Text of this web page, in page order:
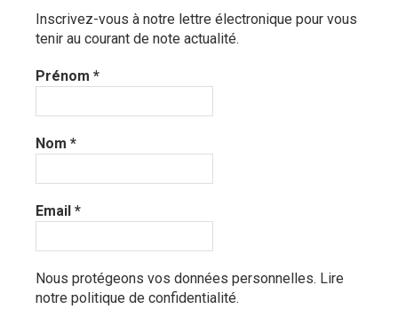
Inscrivez-vous à notre lettre électronique pour vous
tenir au courant de note actualité.
Prénom *
Nom *
Email *
Nous protégeons vos données personnelles. Lire
notre politique de confidentialité.